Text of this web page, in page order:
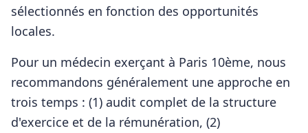
sélectionnés en fonction des opportunités
locales.
Pour un médecin exerçant à Paris 10ème, nous
recommandons généralement une approche en
trois temps : (1) audit complet de la structure
d'exercice et de la rémunération, (2)